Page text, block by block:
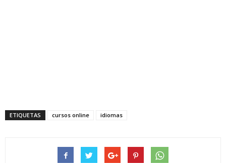
ETIQUETAS cursos online idiomas